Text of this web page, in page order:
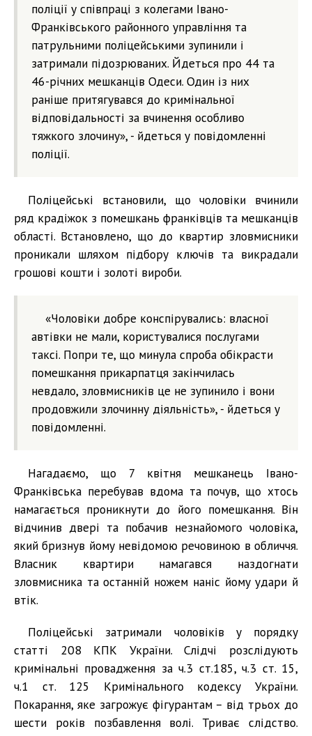
поліції у співпраці з колегами Івано-
Франківського районного управління та
патрульними поліцейськими зупинили і
затримали підозрюваних. Йдеться про 44 та
46-річних мешканців Одеси. Один із них
раніше притягувався до кримінальної
відповідальності за вчинення особливо
тяжкого злочину», - йдеться у повідомленні
поліції.
Поліцейські встановили, що чоловіки вчинили
ряд крадіжок з помешкань франківців та мешканців
області. Встановлено, що до квартир зловмисники
проникали шляхом підбору ключів та викрадали
грошові кошти і золоті вироби.
«Чоловіки добре конспірувались: власної
автівки не мали, користувалися послугами
таксі. Попри те, що минула спроба обікрасти
помешкання прикарпатця закінчилась
невдало, зловмисників це не зупинило і вони
продовжили злочинну діяльність», - йдеться у
повідомленні.
Нагадаємо, що 7 квітня мешканець Івано-
Франківська перебував вдома та почув, що хтось
намагається проникнути до його помешкання. Він
відчинив двері та побачив незнайомого чоловіка,
який бризнув йому невідомою речовиною в обличчя.
Власник квартири намагався наздогнати
зловмисника та останній ножем наніс йому удари й
втік.
Поліцейські затримали чоловіків у порядку
статті 208 КПК України. Слідчі розслідують
кримінальні провадження за ч.3 ст.185, ч.3 ст. 15,
ч.1 ст. 125 Кримінального кодексу України.
Покарання, яке загрожує фігурантам – від трьох до
шести років позбавлення волі. Триває слідство.